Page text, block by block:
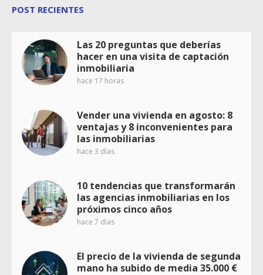
POST RECIENTES
Las 20 preguntas que deberías
hacer en una visita de captación
inmobiliaria
hace 17 horas
Vender una vivienda en agosto: 8
ventajas y 8 inconvenientes para
las inmobiliarias
hace 3 días
10 tendencias que transformarán
las agencias inmobiliarias en los
próximos cinco años
hace 7 días
El precio de la vivienda de segunda
mano ha subido de media 35.000 €